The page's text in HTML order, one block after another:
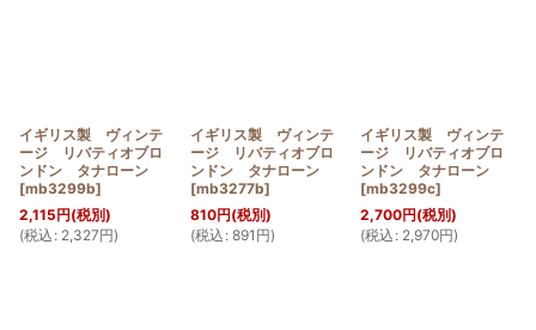
イギリス製 ヴィンテ
ージ リバティオブロ
ンドン タナローン
[mb3299b]
2,115円(税別)
(税込 : 2,327円)
イギリス製 ヴィンテ
ージ リバティオブロ
ンドン タナローン
[mb3277b]
810円(税別)
(税込 : 891 円)
イギリス製 ヴィンテ
ージ リバティオブロ
ンドン タナローン
[mb3299c]
2,700円(税別)
(税込 : 2,970円)